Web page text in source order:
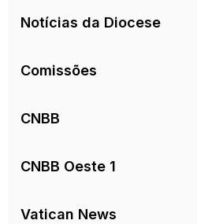
Notícias da Diocese
Comissões
CNBB
CNBB Oeste 1
Vatican News